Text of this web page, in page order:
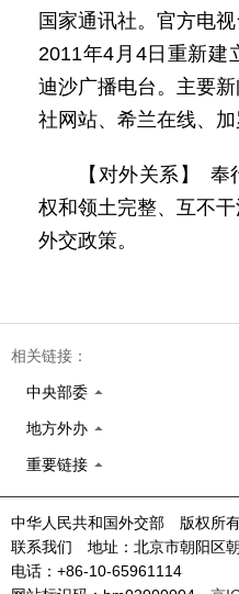
国家通讯社。官方电
2011年4月4日重新建
迪沙广播电台。主要
社网站、希兰在线、加
【对外关系】
权和领土完整、互不
外交政策。
相关链接：
中央部委
地方外办
重要链接
中华人民共和国外交部 版权所
联系我们 地址：北京市朝阳区
电话：+86-10-65961114